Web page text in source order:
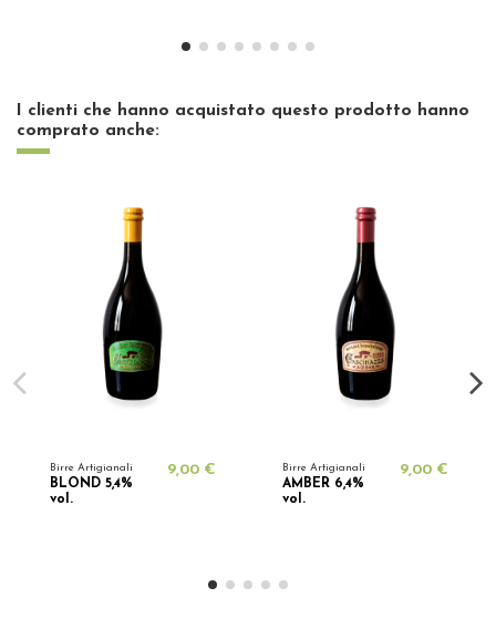
I clienti che hanno acquistato questo prodotto hanno
comprato anche:
Birre Artigianali
BLOND 5,4%
vol.
9,00 € Birre Artigianali
AMBER 6,4%
vol.
9,00 €